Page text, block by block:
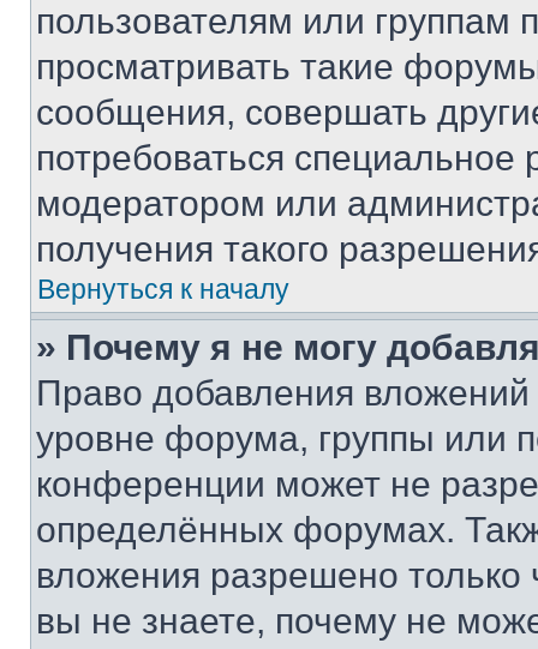
пользователям или группам
просматривать такие
сообщения, совершать
потребоваться
модератором или
получения такого
Вернуться к началу
» Почему я не могу
Право добавления
уровне форума, группы или
конференции может не
определённых форумах.
вложения разрешено
вы не знаете, почему не